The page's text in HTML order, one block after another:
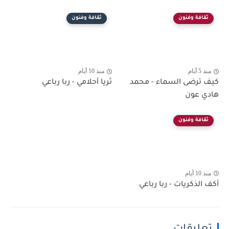
ثقافة وفنون
منذ 5 أيام
كيف ترضى السماء - محمد
هادي عون
ثقافة وفنون
منذ 10 أيام
ثريا أحلامي - ربا رباعي
ثقافة وفنون
منذ 10 أيام
أكف الذكريات - ربا رباعي